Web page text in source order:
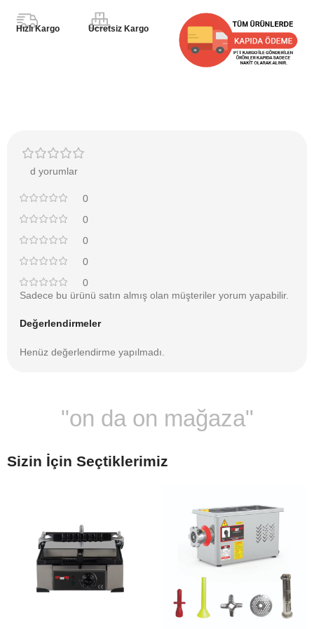
Hızlı Kargo Ücretsiz Kargo
d yorumlar
0
0
0
0
0
Değerlendirmeler
Henüz değerlendirme yapılmadı.
Sadece bu ürünü satın almış olan müşteriler yorum yapabilir.
"on da on mağaza"
Sizin İçin Seçtiklerimiz